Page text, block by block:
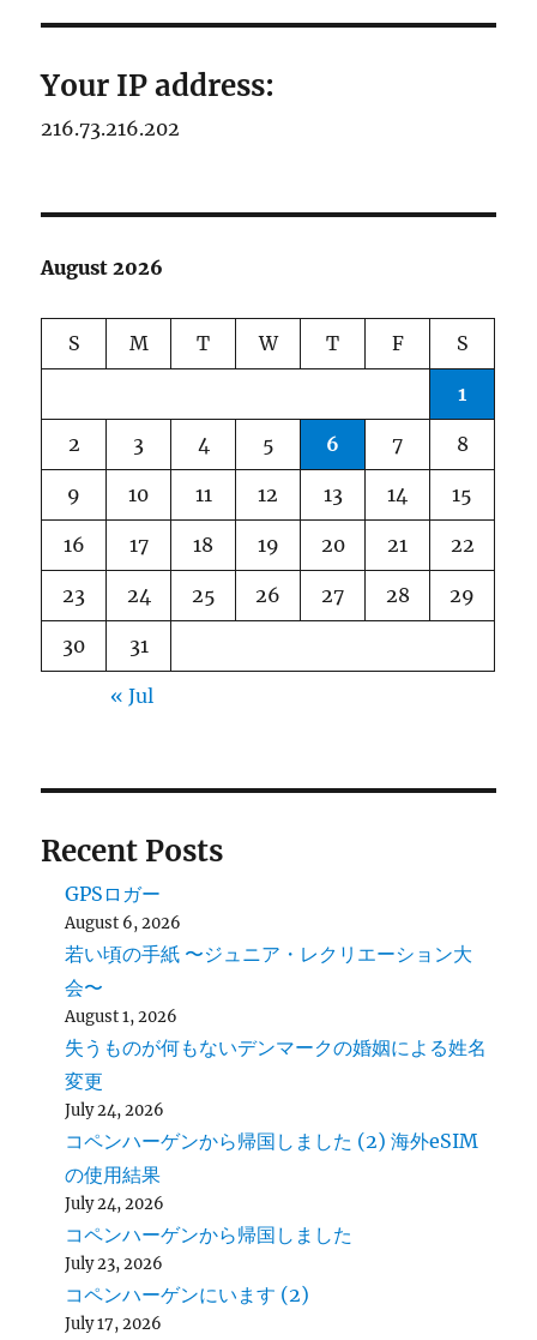
Your IP address:
216.73.216.202
August 2026
S M T W T F S
1
2 3 4 5 6 7 8
9 10 11 12 13 14 15
16 17 18 19 20 21 22
23 24 25 26 27 28 29
30 31
« Jul
Recent Posts
GPSロガー
August 6, 2026
若い頃の手紙 〜ジュニア・レクリエーション大
会〜
August 1, 2026
失うものが何もないデンマークの婚姻による姓名
変更
July 24, 2026
コペンハーゲンから帰国しました (2) 海外eSIM
の使用結果
July 24, 2026
コペンハーゲンから帰国しました
July 23, 2026
コペンハーゲンにいます (2)
July 17, 2026